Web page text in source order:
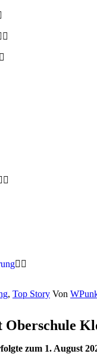
, Top Story Von
zum 1. August